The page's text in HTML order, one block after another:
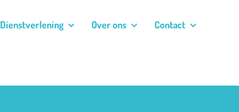
Dienstverlening Over ons Contact